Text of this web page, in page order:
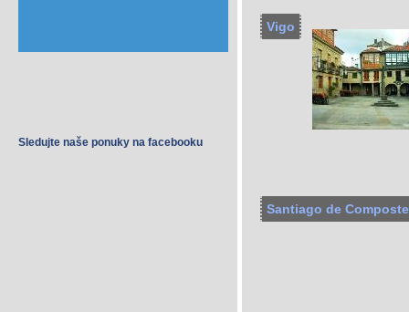
Sledujte naše ponuky na facebooku
Vigo
Santiago de